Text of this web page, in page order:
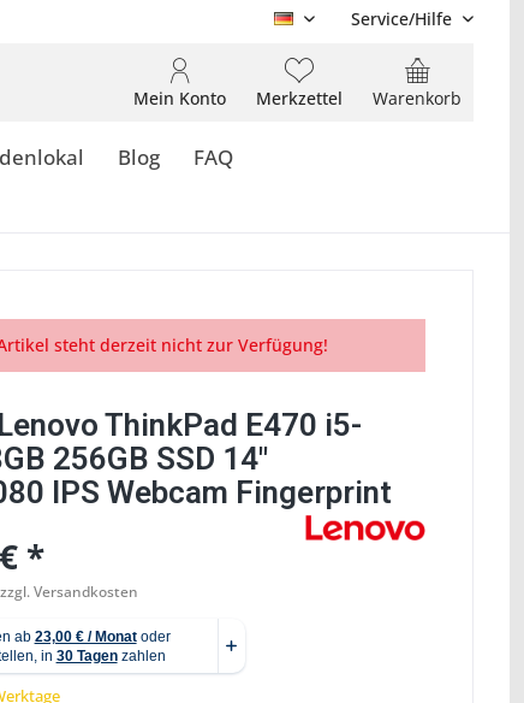
DE Service/Hilfe
Warenkorb
Merkzettel
Mein Konto
Blog FAQ
steht derzeit nicht zur Verfügung!
ThinkPad E470 i5-
256GB SSD 14"
IPS Webcam Fingerprint
*
zzgl. Versandkosten